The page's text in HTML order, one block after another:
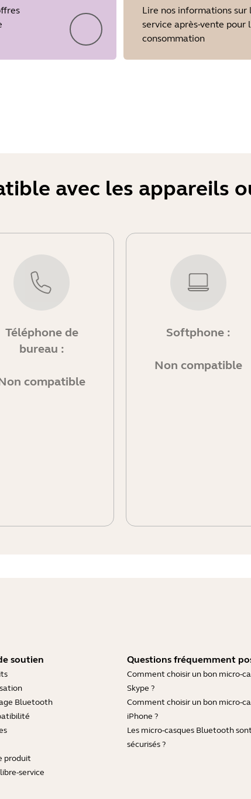
Lire nos informations
service après-vente pour
consommation
avec les appareils
Téléphone de
bureau :
compatible
Softphone :
Non compatible
soutien
Bluetooth
produit
service
Questions fréquemment
Comment choisir un bon micro-
Skype ?
Comment choisir un bon micro-
iPhone ?
Les micro-casques Bluetooth
sécurisés ?